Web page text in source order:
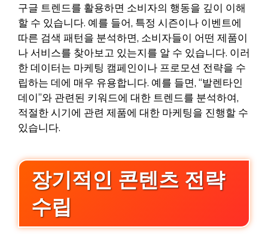
구글 트렌드를 활용하면 소비자의 행동을 깊이 이해
할 수 있습니다. 예를 들어, 특정 시즌이나 이벤트에
따른 검색 패턴을 분석하면, 소비자들이 어떤 제품이
나 서비스를 찾아보고 있는지를 알 수 있습니다. 이러
한 데이터는 마케팅 캠페인이나 프로모션 전략을 수
립하는 데에 매우 유용합니다. 예를 들면, “발렌타인
데이”와 관련된 키워드에 대한 트렌드를 분석하여,
적절한 시기에 관련 제품에 대한 마케팅을 진행할 수
있습니다.
장기적인 콘텐츠 전략
수립